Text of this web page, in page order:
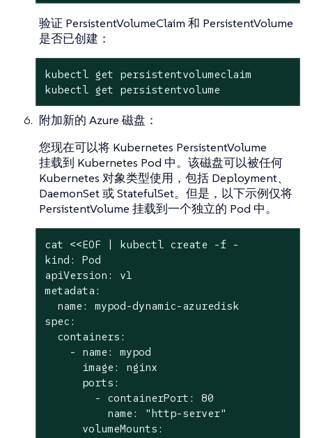
验证 PersistentVolumeClaim 和 PersistentVolume
是否已创建：
kubectl get persistentvolumeclaim
kubectl get persistentvolume
附加新的 Azure 磁盘：
您现在可以将 Kubernetes PersistentVolume
挂载到 Kubernetes Pod 中。该磁盘可以被任何
Kubernetes 对象类型使用，包括 Deployment、
DaemonSet 或 StatefulSet。但是，以下示例仅将
PersistentVolume 挂载到一个独立的 Pod 中。
cat <<EOF | kubectl create -f -
kind: Pod
apiVersion: v1
metadata:
  name: mypod-dynamic-azuredisk
spec:
  containers:
    - name: mypod
      image: nginx
      ports:
        - containerPort: 80
          name: "http-server"
      volumeMounts: